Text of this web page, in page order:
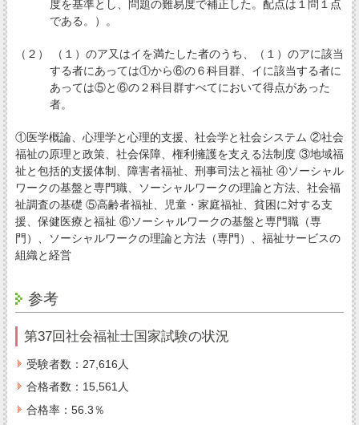
度を基準とし、問題の難易度で補正した。配点は１問１点
である。）。
（２） （１）のア又はイを満たした者のうち、（１）のアに該当
する者にあっては①から⑥の６科目群、イに該当する者に
あっては⑤と⑥の２科目群すべてにおいて得点があった
者。
①医学概論、心理学と心理的支援、社会学と社会システム ②社会
福祉の原理と政策、社会保障、権利擁護を支える法制度 ③地域福
祉と包括的支援体制、障害者福祉、刑事司法と福祉 ④ソーシャル
ワークの基盤と専門職、ソーシャルワークの理論と方法、社会福
祉調査の基礎 ⑤高齢者福祉、児童・家庭福祉、貧困に対する支
援、保健医療と福祉 ⑥ソーシャルワークの基盤と専門職（専
門）、ソーシャルワークの理論と方法（専門）、福祉サービスの
組織と経営
参考
第37回社会福祉士国家試験の状況
受験者数：27,616人
合格者数：15,561人
合格率：56.3％